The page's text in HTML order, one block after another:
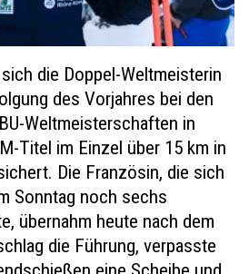
die Doppel-Weltmeisterin
des Vorjahres bei den
Weltmeisterschaften in
Titel im Einzel über 15 km in
Die Französin, die sich
Sonntag noch sechs
übernahm heute nach dem
die Führung, verpasste